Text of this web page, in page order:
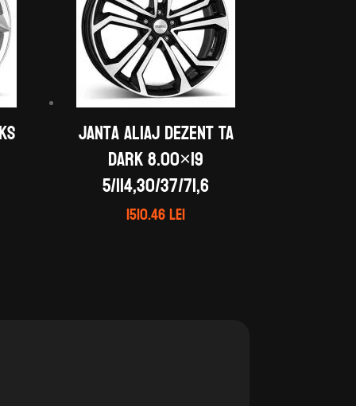
Janta aliaj DEZENT TA
dark 8.00×19
5/114,30/37/71,6
1510.46lei